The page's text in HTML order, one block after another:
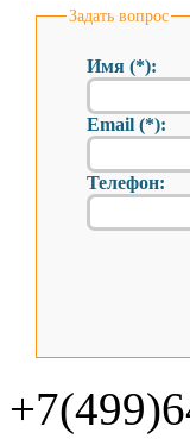
Задать вопрос
Имя (*):
Email (*):
Телефон: